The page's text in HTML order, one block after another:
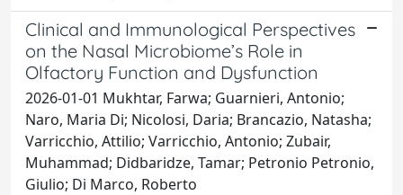
Clinical and Immunological Perspectives
on the Nasal Microbiome’s Role in
Olfactory Function and Dysfunction
2026-01-01 Mukhtar, Farwa; Guarnieri, Antonio;
Naro, Maria Di; Nicolosi, Daria; Brancazio, Natasha;
Varricchio, Attilio; Varricchio, Antonio; Zubair,
Muhammad; Didbaridze, Tamar; Petronio Petronio,
Giulio; Di Marco, Roberto